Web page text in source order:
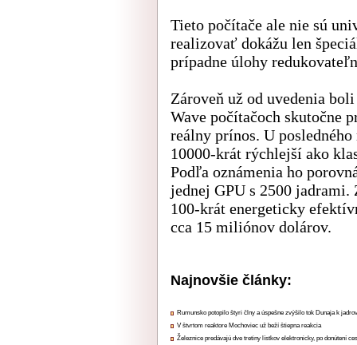
Tieto počítače ale nie sú
realizovať dokážu len
prípadne úlohy
Zároveň už od uvedenia
Wave počítačoch skutočne
reálny prínos. U
10000-krát rýchlejší ako
Podľa oznámenia ho
jednej GPU s 2500
100-krát energeticky
cca 15 miliónov dolárov.
Najnovšie články:
Rumunsko potopilo štyri člny a úspešne zvýšilo tok Dunaja k
V štvrtom reaktore Mochoviec už beží štiepna reakcia
Železnice predávajú dve tretiny lístkov elektronicky, po donútení